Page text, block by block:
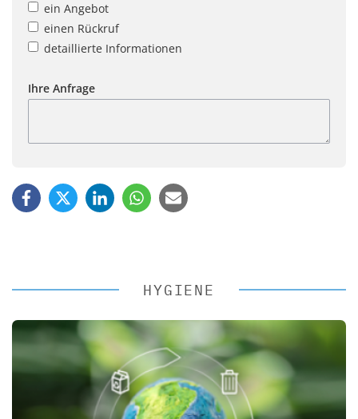
ein Angebot
einen Rückruf
detaillierte Informationen
Ihre Anfrage
HYGIENE